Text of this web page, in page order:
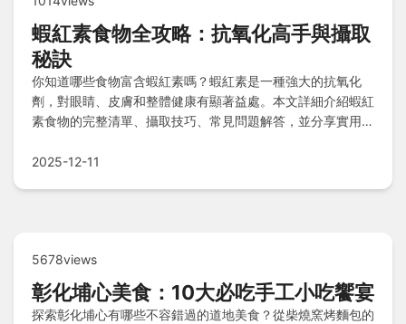
蝦紅素食物全攻略：抗氧化高手與攝取
秘訣
你知道哪些食物富含蝦紅素嗎？蝦紅素是一種強大的抗氧化
劑，對眼睛、皮膚和整體健康有顯著益處。本文詳細介紹蝦紅
素食物的完整清單、攝取技巧、常見問題解答，並分享實用建
2025-12-11
5678views
彰化埔心美食：10大必吃手工小吃饗宴
探索彰化埔心有哪些不容錯過的道地美食？從柴燒窯烤麵包的